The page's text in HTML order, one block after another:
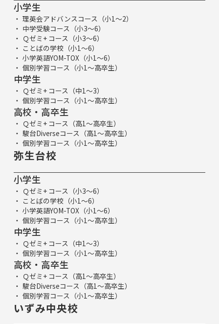
小学生
理英会アドバンスコース（小1～2）
中学受験コース（小3～6）
Ｑゼミ+ コース（小3～6）
ことばの学校（小1～6）
小学英語YOM-TOX（小1～6）
個別学習コース（小1～高卒生）
中学生
Ｑゼミ+ コース（中1～3）
個別学習コース（小1～高卒生）
高校・高卒生
Ｑゼミ+ コース（高1～高卒生）
駿台Diverseコース（高1～高卒生）
個別学習コース（小1～高卒生）
弥生台校
小学生
Ｑゼミ+ コース（小3～6）
ことばの学校（小1～6）
小学英語YOM-TOX（小1～6）
個別学習コース（小1～高卒生）
中学生
Ｑゼミ+ コース（中1～3）
個別学習コース（小1～高卒生）
高校・高卒生
Ｑゼミ+ コース（高1～高卒生）
駿台Diverseコース（高1～高卒生）
個別学習コース（小1～高卒生）
いずみ中央校